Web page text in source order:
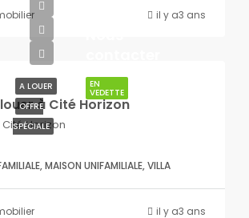
il y a3 ans
EN
VEDETTE
A LOUER
OFFRE
SPÉCIALE
à Cité Horizon
Horizon
MAISON UNIFAMILIALE, VILLA
il y a3 ans